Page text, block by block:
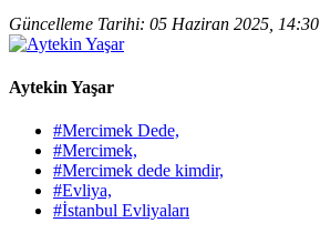
Güncelleme Tarihi: 05 Haziran 2025, 14:30
Aytekin Yaşar
#Mercimek Dede,
#Mercimek,
#Mercimek dede kimdir,
#Evliya,
#İstanbul Evliyaları